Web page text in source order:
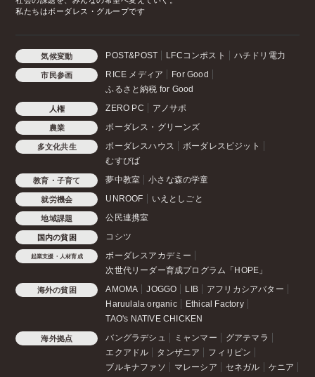
私たちはボーダレス・グループです
気候変動 POST&POST LFCコンポスト ハチドリ電力
市民参画 RICE メディア
For Good
ふるさと納税 for Good
人権 ZERO PC アノサポ
農業 ボーダレス・グリーンズ
多文化共生 ボーダレスハウス
ボーダレスビジット
むすびば
教育・子育て 夢中教室 小さな森の学童
就労機会 UNROOF いえとしごと
地域課題 公民連携室
国内の貧困 コシツ
起業支援・人材育成
ボーダレスアカデミー
次世代リーダー育成プログラム「HOPE」
海外の貧困 AMOMA JOGGO LIB
アフリカシアバター
Haruulala organic
Ethical Factory
TAO's NATIVE CHICKEN
海外拠点 バングラデシュ ミャンマー
グアテマラ
エクアドル
タンザニア
フィリピン
ブルキナファソ
マレーシア セネガル ケニア